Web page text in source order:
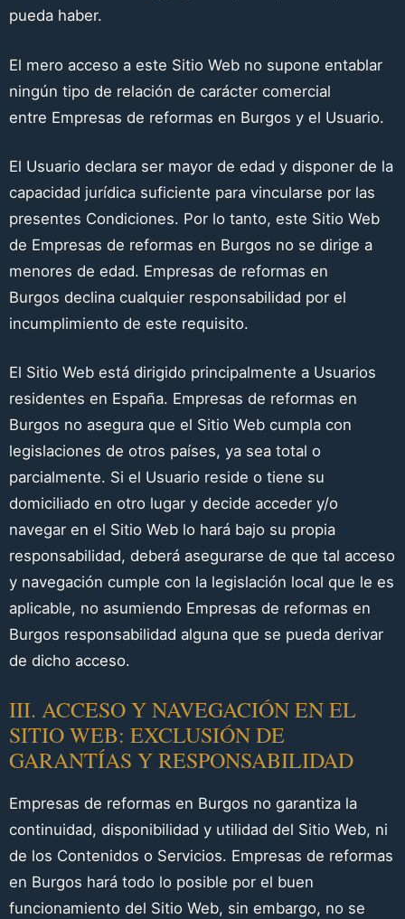
pueda haber.
El mero acceso a este Sitio Web no supone entablar
ningún tipo de relación de carácter comercial
entre Empresas de reformas en Burgos y el Usuario.
El Usuario declara ser mayor de edad y disponer de la
capacidad jurídica suficiente para vincularse por las
presentes Condiciones. Por lo tanto, este Sitio Web
de Empresas de reformas en Burgos no se dirige a
menores de edad. Empresas de reformas en
Burgos declina cualquier responsabilidad por el
incumplimiento de este requisito.
El Sitio Web está dirigido principalmente a Usuarios
residentes en España. Empresas de reformas en
Burgos no asegura que el Sitio Web cumpla con
legislaciones de otros países, ya sea total o
parcialmente. Si el Usuario reside o tiene su
domiciliado en otro lugar y decide acceder y/o
navegar en el Sitio Web lo hará bajo su propia
responsabilidad, deberá asegurarse de que tal acceso
y navegación cumple con la legislación local que le es
aplicable, no asumiendo Empresas de reformas en
Burgos responsabilidad alguna que se pueda derivar
de dicho acceso.
III. ACCESO Y NAVEGACIÓN EN EL
SITIO WEB: EXCLUSIÓN DE
GARANTÍAS Y RESPONSABILIDAD
Empresas de reformas en Burgos no garantiza la
continuidad, disponibilidad y utilidad del Sitio Web, ni
de los Contenidos o Servicios. Empresas de reformas
en Burgos hará todo lo posible por el buen
funcionamiento del Sitio Web, sin embargo, no se